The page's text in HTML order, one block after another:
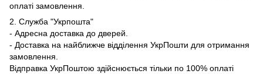
оплаті замовлення.
2. Служба "Укрпошта"
- Адресна доставка до дверей.
- Доставка на найближче відділення УкрПошти для отримання
замовлення.
Відправка УкрПоштою здійснюється тільки по 100% оплаті